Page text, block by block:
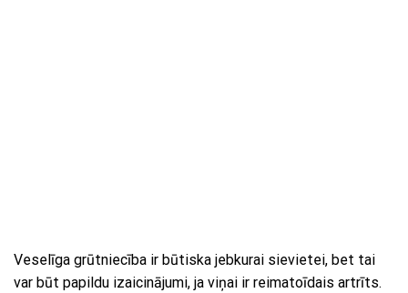
Veselīga grūtniecība ir būtiska jebkurai sievietei, bet tai
var būt papildu izaicinājumi, ja viņai ir reimatoīdais artrīts.